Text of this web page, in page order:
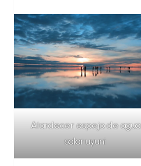
Atardecer espejo de agua
salar uyuni